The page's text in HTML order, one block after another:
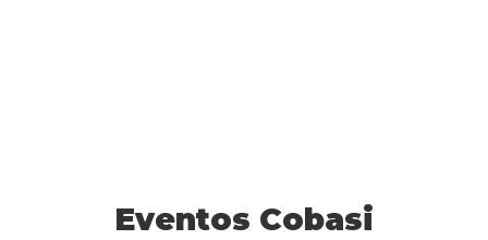
Eventos Cobasi